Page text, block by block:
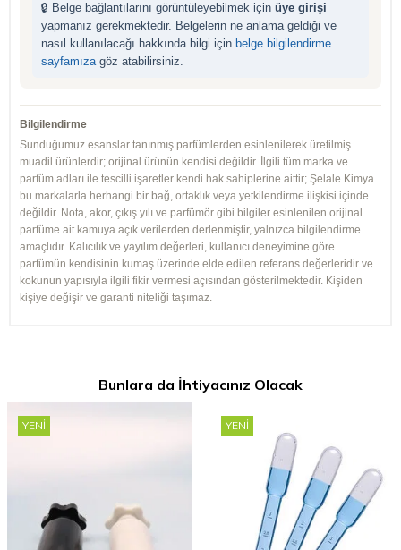
🔒 Belge bağlantılarını görüntüleyebilmek için üye girişi
yapmanız gerekmektedir. Belgelerin ne anlama geldiği ve
nasıl kullanılacağı hakkında bilgi için belge bilgilendirme
sayfamızagöz atabilirsiniz.
Bilgilendirme
Sunduğumuz esanslar tanınmış parfümlerden esinlenilerek üretilmiş
muadil ürünlerdir; orijinal ürünün kendisi değildir. İlgili tüm marka ve
parfüm adları ile tescilli işaretler kendi hak sahiplerine aittir; Şelale Kimya
bu markalarla herhangi bir bağ, ortaklık veya yetkilendirme ilişkisi içinde
değildir. Nota, akor, çıkış yılı ve parfümör gibi bilgiler esinlenilen orijinal
parfüme ait kamuya açık verilerden derlenmiştir, yalnızca bilgilendirme
amaçlıdır. Kalıcılık ve yayılım değerleri, kullanıcı deneyimine göre
parfümün kendisinin kumaş üzerinde elde edilen referans değerleridir ve
kokunun yapısıyla ilgili fikir vermesi açısından gösterilmektedir. Kişiden
kişiye değişir ve garanti niteliği taşımaz.
Bunlara da İhtiyacınız Olacak
YENI YENI